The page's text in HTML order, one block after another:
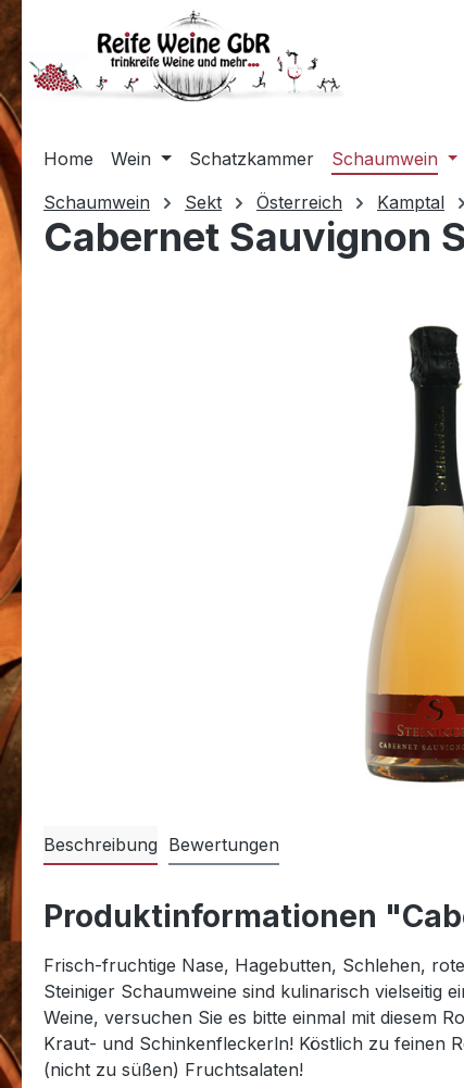
Hauptinhalt springen
Zur Suche springen
Zur Hauptnavigation springen
Home Wein Schatzkammer Schaumwein
Schaumwein
Sekt Österreich Kamptal
Cabernet Sauvignon
Beschreibung Bewertungen
Produktinformationen
Frisch-fruchtige Nase, Hagebutten, Schlehen,
Steiniger Schaumweine sind kulinarisch vielseitig
Weine, versuchen Sie es bitte einmal mit diesem
Kraut- und Schinkenfleckerln! Köstlich zu feinen
(nicht zu süßen) Fruchtsalaten!